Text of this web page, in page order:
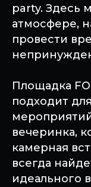
party. Здесь
атмосфере,
провести
Площадка
подходит
вечеринка,
камерная
всегда
идеального